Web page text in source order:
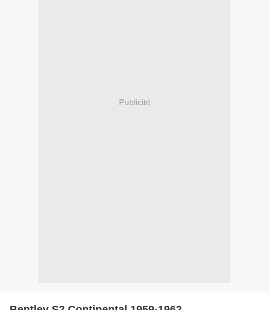
Publicité